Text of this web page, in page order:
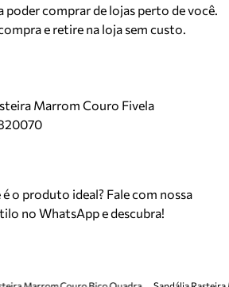
poder comprar de lojas perto de você.
e retire na loja sem custo.
Marrom Couro Fivela
é o produto ideal? Fale com nossa
no WhatsApp e descubra!